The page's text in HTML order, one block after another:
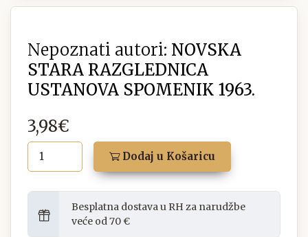
Nepoznati autori: NOVSKA
STARA RAZGLEDNICA
USTANOVA SPOMENIK 1963.
3,98€
Dodaj u Košaricu
Besplatna dostava u RH za narudžbe
veće od 70 €